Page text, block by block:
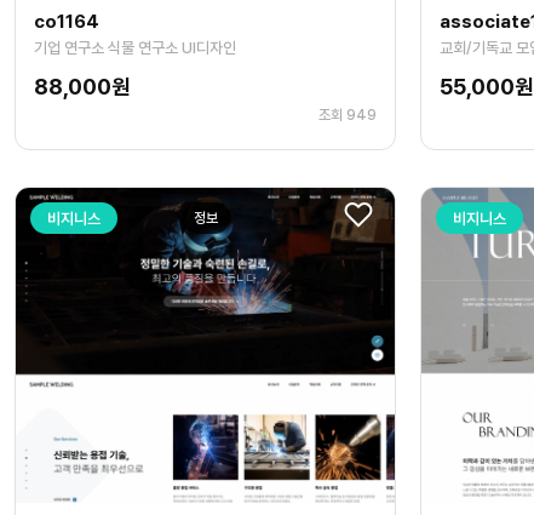
co1164
기업 연구소 식물 연구소 UI디자인
88,000원
조회 949
교회/기독교
55,000원
정보
비지니스 비지니스